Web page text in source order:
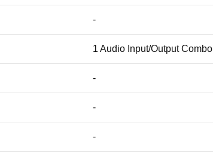
-
1 Audio Input/Output Combo
-
-
-